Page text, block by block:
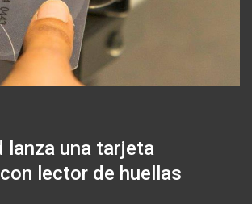
lanza una tarjeta
lector de huellas